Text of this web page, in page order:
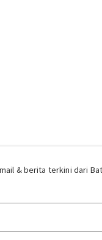
& berita terkini dari